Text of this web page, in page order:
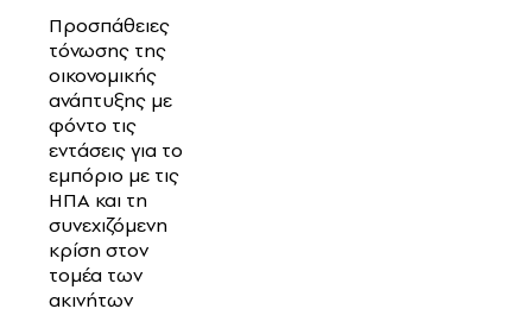
Προσπάθειες
τόνωσης της
οικονομικής
ανάπτυξης με
φόντο τις
εντάσεις για το
εμπόριο με τις
ΗΠΑ και τη
συνεχιζόμενη
κρίση στον
τομέα των
ακινήτων